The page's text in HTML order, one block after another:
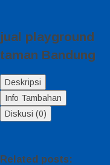
jual playground
taman Bandung
Deskripsi
Info Tambahan
Diskusi (0)
Related posts: